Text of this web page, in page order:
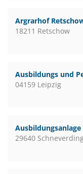
Argrarhof
18211 Retschow
Ausbildungs und
04159 Leipzig
Ausbildungsanlage
29640